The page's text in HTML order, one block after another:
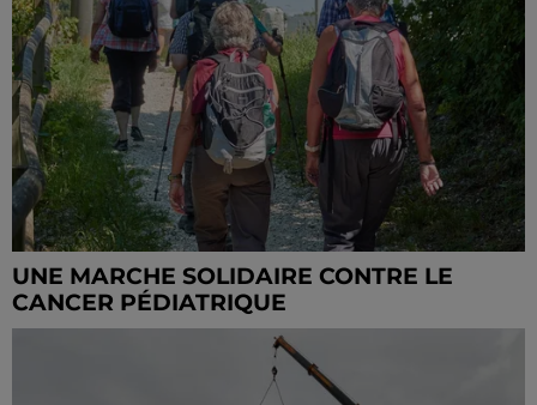
UNE MARCHE SOLIDAIRE CONTRE LE
CANCER PÉDIATRIQUE